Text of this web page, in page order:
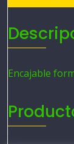
Encajable